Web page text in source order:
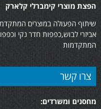
הפצת מוצרי קימברלי קלארק
שיתוף הפעולה במוצרים
אביזרי לבוש,כפפות חדר נקי
המתקדמות
צרו קשר
מחסנים ומשרדים: